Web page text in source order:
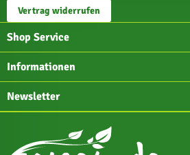
Vertrag widerrufen
Shop Service
Informationen
Newsletter